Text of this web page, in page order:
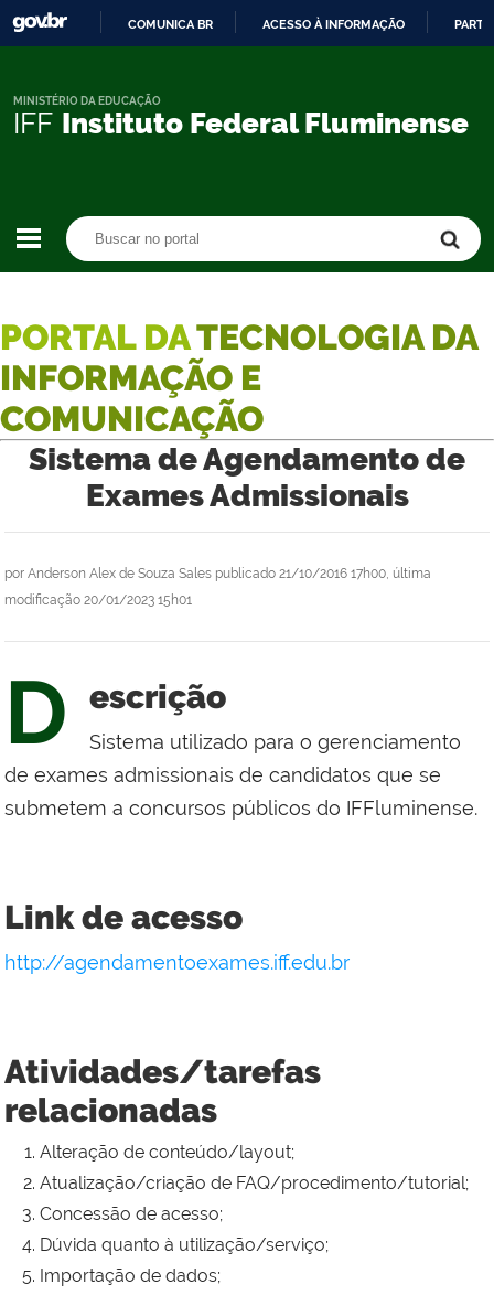
CONTEÚDO
COMUNICA BR ACESSO À INFORMAÇÃO
IFF Instituto Federal Fluminense
MINISTÉRIO DA EDUCAÇÃO
PORTAL DATECNOLOGIA DA
INFORMAÇÃO E
COMUNICAÇÃO
Sistema de Agendamento de
Exames Admissionais
por Anderson Alex de Souza Sales publicado 21/10/2016 17h00, última
modificação 20/01/2023 15h01
D escrição
Sistema utilizado para o gerenciamento
de exames admissionais de candidatos que se
submetem a concursos públicos do IFFluminense.
Link de acesso
http://agendamentoexames.iff.edu.br
Atividades/tarefas
relacionadas
Alteração de conteúdo/layout;
Atualização/criação de FAQ/procedimento/tutorial;
Concessão de acesso;
Dúvida quanto à utilização/serviço;
Importação de dados;